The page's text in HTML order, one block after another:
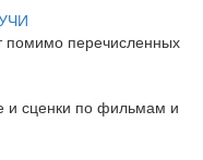
помимо перечисленных
сценки по фильмам и